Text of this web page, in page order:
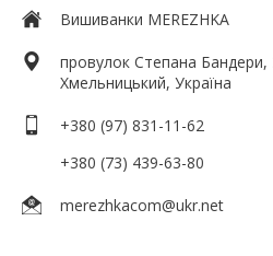
Вишиванки MEREZHKA
провулок Степана Бандери,
Хмельницький, Україна
+380 (97) 831-11-62
+380 (73) 439-63-80
merezhkacom@ukr.net